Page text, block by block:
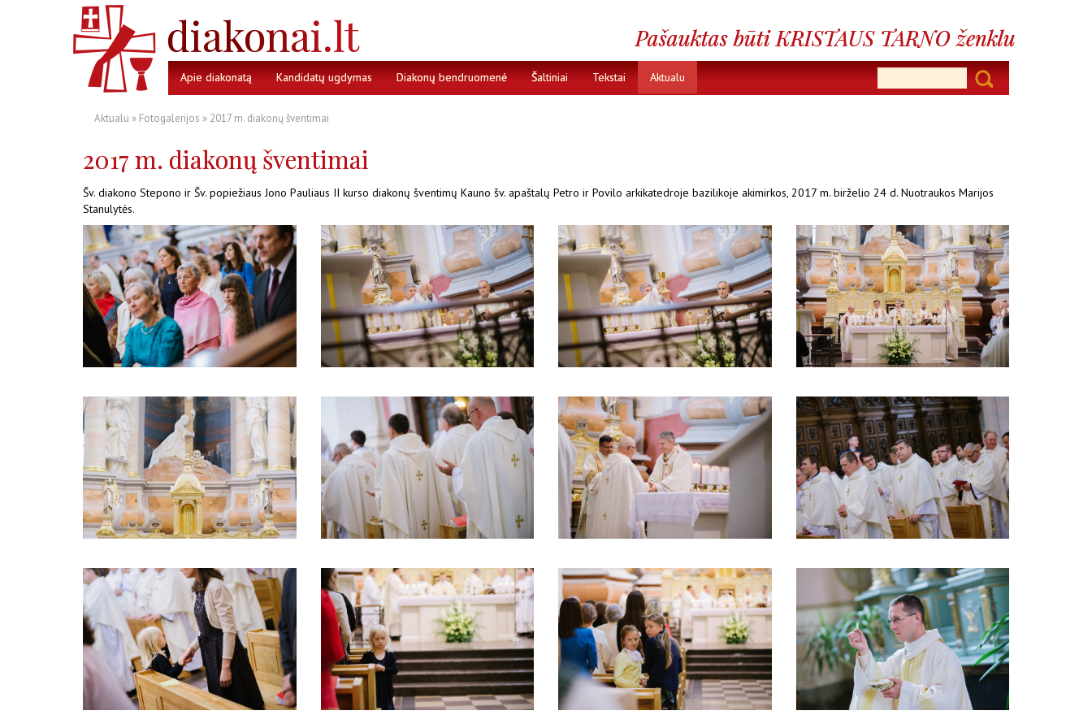
Apie diakonatą Kandidatų ugdymas Diakonų bendruomenė Šaltiniai Tekstai Aktualu
Aktualu » Fotogalerijos » 2017 m. diakonų šventimai
2017 m. diakonų šventimai
Šv. diakono Stepono ir Šv. popiežiaus Jono Pauliaus II kurso diakonų šventimų Kauno šv. apaštalų Petro ir Povilo arkikatedroje bazilikoje akimirkos, 2017 m. birželio 24 d. Nuotraukos Marijos
Stanulytės.